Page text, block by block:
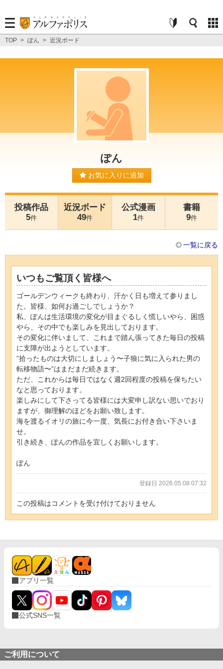
TOP > ぽん > 近況ボード
ぽん
お気に入りに追加
投稿作品
5件
近況ボード
49件
公式漫画
1件
書籍
9件
一覧に戻る
いつもご覧頂く皆様へ
ゴールデンウィークも終わり、汗かく日も増えて参りまし
た。皆様、如何お過ごしでしょうか？
私、ぽんは生活環境の変化が目まぐるしく慌しいやら、困惑
やら、その中でも楽しみを見出しております。
その変化に伴いまして、これまで踏ん張ってきた毎日の投稿
に支障が出ようとしています。
”拾ったものは大切にしましょう〜子狼に気に入られた男の
転移物語〜”はまだまだ続きます。
ただ、これからは毎日ではなく週2回程度の投稿を保ちたい
なと思っております。
楽しみにして下さってる皆様には大変申し訳ない思いでおり
ますが、御理解のほどをお願い致します。
海を渡るイオリの旅に今一度、気長にお付き合い下さいま
せ。
引き続き、ぽんの作品を宜しくお願いします。
ぽん
登録日 2026.05.08 07:32
この投稿はコメントを受け付けておりません
アプリ一覧
公式SNS一覧
ご利用について